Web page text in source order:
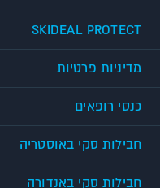
SKIDEAL PROTECT
מדיניות פרטיות
כנסי רופאים
חבילות סקי באוסטריה
חבילות סקי באנדורה